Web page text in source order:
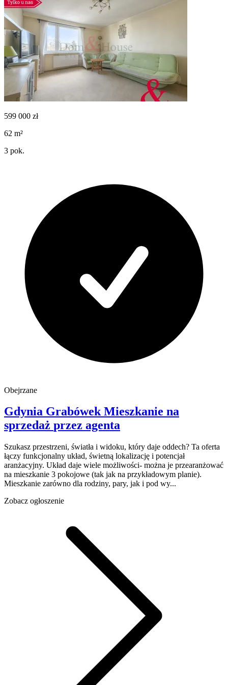
599 000 zł
62 m²
3 pok.
Obejrzane
Gdynia Grabówek Mieszkanie na
sprzedaż przez agenta
Szukasz przestrzeni, światła i widoku, który daje oddech? Ta oferta
łączy funkcjonalny układ, świetną lokalizację i potencjał
aranżacyjny. Układ daje wiele możliwości- można je przearanżować
na mieszkanie 3 pokojowe (tak jak na przykładowym planie).
Mieszkanie zarówno dla rodziny, pary, jak i pod wy...
Zobacz ogłoszenie